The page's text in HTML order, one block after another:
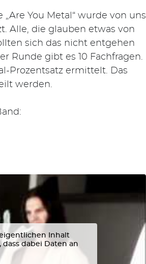
You Metal“ wurde von uns
Alle, die glauben etwas von
sich das nicht entgehen
Runde gibt es 10 Fachfragen.
Prozentsatz ermittelt. Das
werden.
eigentlichen Inhalt
dabei Daten an